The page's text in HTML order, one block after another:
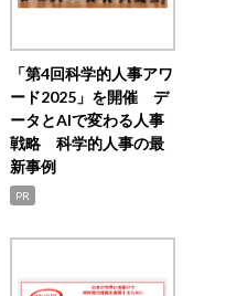
「第4回科学的人事アワ
ード2025」を開催 デ
ータとAIで変わる人事
戦略 科学的人事の最
新事例
PR